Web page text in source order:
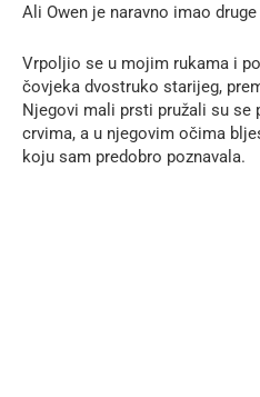
Ali Owen je naravno imao
Vrpoljio se u mojim rukama i
čovjeka dvostruko starijeg,
Njegovi mali prsti pružali su se
crvima, a u njegovim očima
koju sam predobro poznavala.